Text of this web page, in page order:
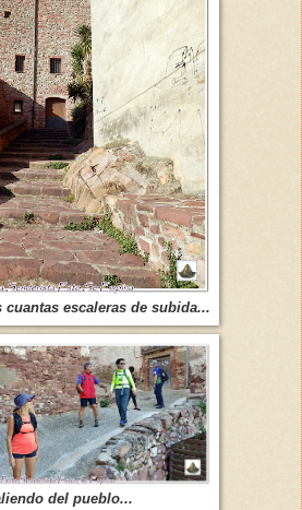
cuantas escaleras de subida...
del pueblo...